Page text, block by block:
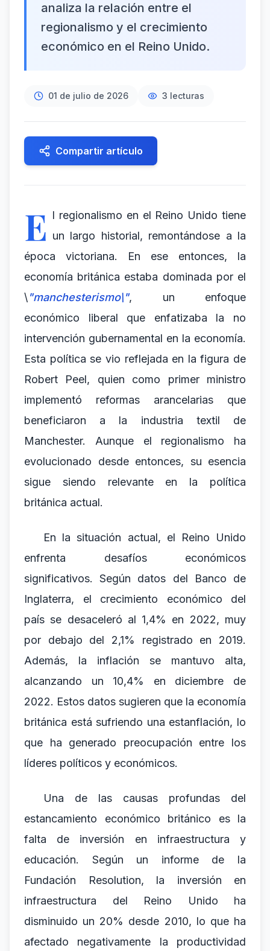
analiza la relación entre el
regionalismo y el crecimiento
económico en el Reino Unido.
01 de julio de 2026 3 lecturas
Compartir artículo
E l regionalismo en el Reino Unido tiene
un largo historial, remontándose a la
época victoriana. En ese entonces, la
economía británica estaba dominada por el
\"manchesterismo\", un enfoque
económico liberal que enfatizaba la no
intervención gubernamental en la economía.
Esta política se vio reflejada en la figura de
Robert Peel, quien como primer ministro
implementó reformas arancelarias que
beneficiaron a la industria textil de
Manchester. Aunque el regionalismo ha
evolucionado desde entonces, su esencia
sigue siendo relevante en la política
británica actual.
En la situación actual, el Reino Unido
enfrenta desafíos económicos
significativos. Según datos del Banco de
Inglaterra, el crecimiento económico del
país se desaceleró al 1,4% en 2022, muy
por debajo del 2,1% registrado en 2019.
Además, la inflación se mantuvo alta,
alcanzando un 10,4% en diciembre de
2022. Estos datos sugieren que la economía
británica está sufriendo una estanflación, lo
que ha generado preocupación entre los
líderes políticos y económicos.
Una de las causas profundas del
estancamiento económico británico es la
falta de inversión en infraestructura y
educación. Según un informe de la
Fundación Resolution, la inversión en
infraestructura del Reino Unido ha
disminuido un 20% desde 2010, lo que ha
afectado negativamente la productividad